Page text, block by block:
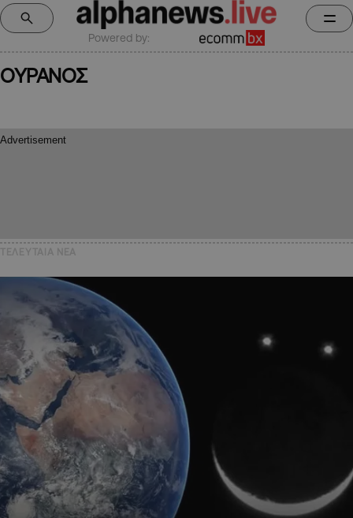
Powered by:
ΟΥΡΑΝΟΣ